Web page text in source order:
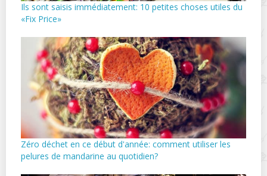
Ils sont saisis immédiatement: 10 petites choses utiles du
«Fix Price»
Zéro déchet en ce début d'année: comment utiliser les
pelures de mandarine au quotidien?